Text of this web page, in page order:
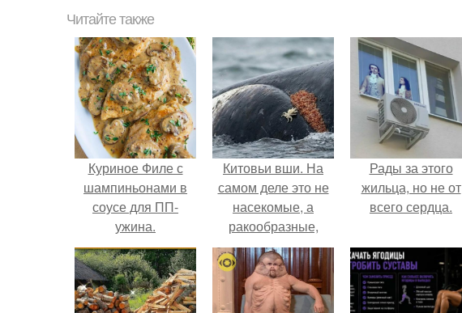
Читайте также
Куриное Филе с
шампиньонами в
соусе для ПП-
ужина.
Китовьи вши. На
самом деле это не
насекомые, а
ракообразные,
относящиеся к
бокоплавам.
Рады за этого
жильца, но не от
всего сердца.